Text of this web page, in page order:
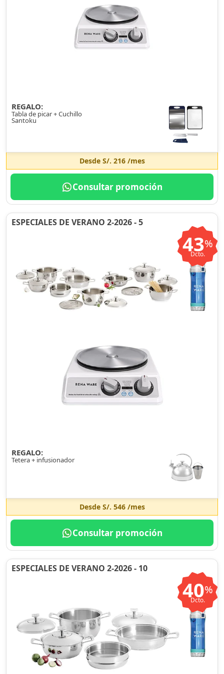
REGALO:
Tabla de picar + Cuchillo
Santoku
Desde S/. 216/mes
Consultar promoción
ESPECIALES DE VERANO 2-2026 - 5
43%
Dcto.
REGALO:
Tetera + infusionador
Desde S/. 546/mes
Consultar promoción
ESPECIALES DE VERANO 2-2026 - 10
40%
Dcto.